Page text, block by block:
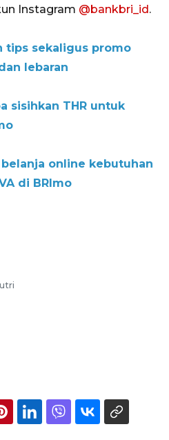
Instagram @bankbri_id .
tips sekaligus promo
lebaran
sisihkan THR untuk
belanja online kebutuhan
di BRImo